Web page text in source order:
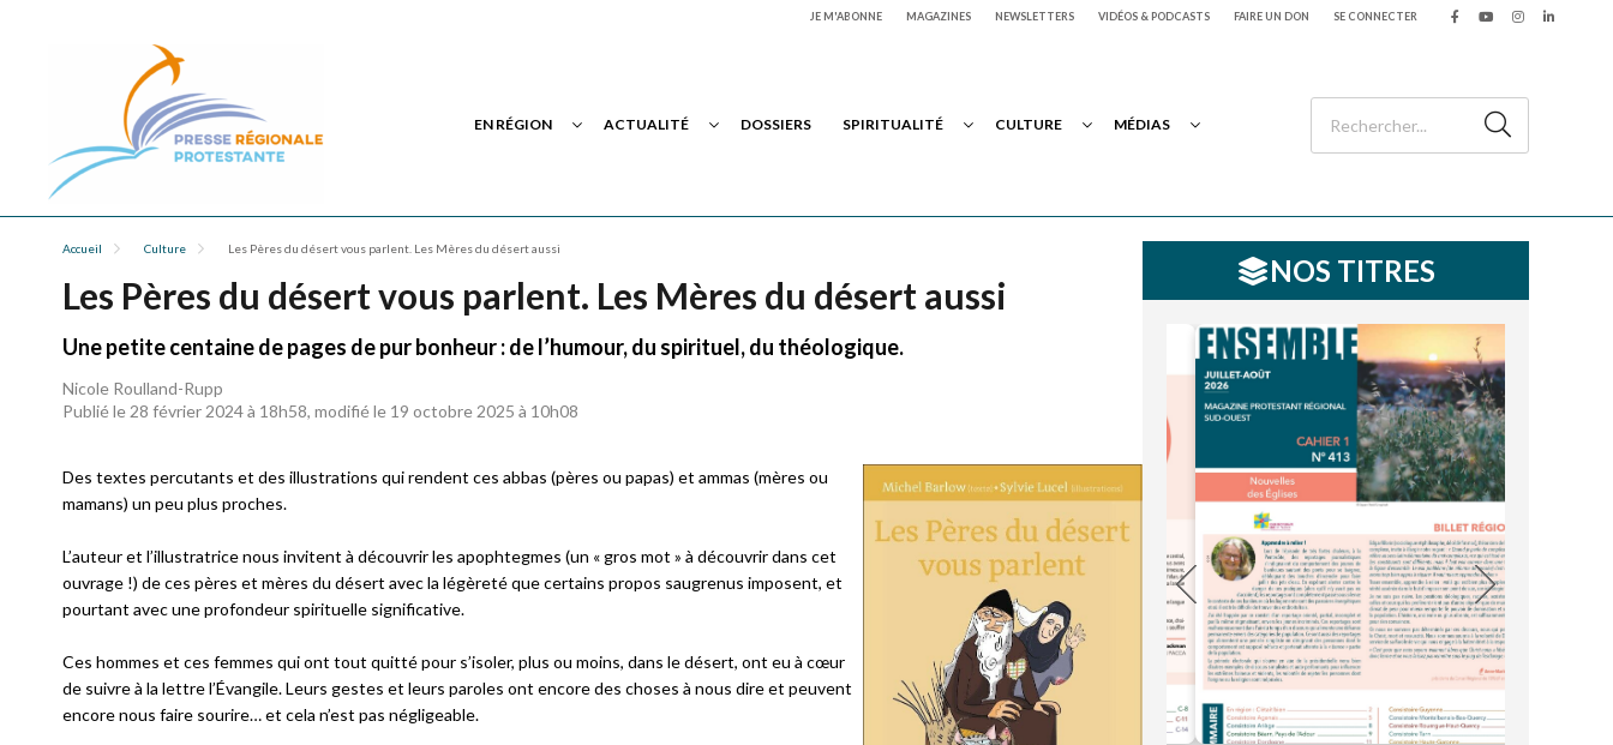
JE M'ABONNE MAGAZINES NEWSLETTERS VIDÉOS & PODCASTS FAIRE UN DON SE CONNECTER
EN RÉGION ACTUALITÉ DOSSIERS SPIRITUALITÉ CULTURE MÉDIAS
Accueil Culture Les Pères du désert vous parlent. Les Mères du désert aussi
Les Pères du désert vous parlent. Les Mères du désert aussi
Une petite centaine de pages de pur bonheur : de l’humour, du spirituel, du théologique.
Nicole Roulland-Rupp
Publié le 28 février 2024 à 18h58, modifié le 19 octobre 2025 à 10h08
Des textes percutants et des illustrations qui rendent ces abbas (pères ou papas) et ammas (mères ou
mamans) un peu plus proches.
L’auteur et l’illustratrice nous invitent à découvrir les apophtegmes (un « gros mot » à découvrir dans cet
ouvrage !) de ces pères et mères du désert avec la légèreté que certains propos saugrenus imposent, et
pourtant avec une profondeur spirituelle significative.
Ces hommes et ces femmes qui ont tout quitté pour s’isoler, plus ou moins, dans le désert, ont eu à cœur
de suivre à la lettre l’Évangile. Leurs gestes et leurs paroles ont encore des choses à nous dire et peuvent
encore nous faire sourire… et cela n’est pas négligeable.
NOS TITRES